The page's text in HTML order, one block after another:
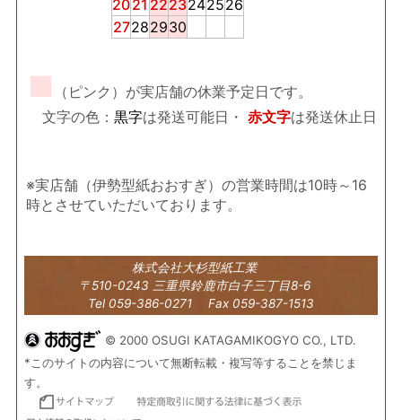
2021 2223242526
27282930
■
（ピンク）が実店舗の休業予定日です。
文字の色： 黒字は発送可能日・ 赤文字は発送休止日
※実店舗（伊勢型紙おおすぎ）の営業時間は10時～16
時とさせていただいております。
株式会社大杉型紙工業
〒510-0243 三重県鈴鹿市白子三丁目8-6
Tel 059-386-0271 Fax 059-387-1513
© 2000 OSUGI KATAGAMIKOGYO CO., LTD.
*このサイトの内容について無断転載・複写等することを禁じま
す。